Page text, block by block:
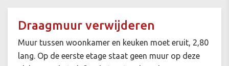
Draagmuur verwijderen
Muur tussen woonkamer en keuken moet eruit, 2,80
lang. Op de eerste etage staat geen muur op deze